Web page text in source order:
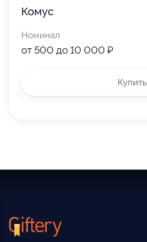
Комус
Номинал
от 500 до 10 000 ₽
Купить